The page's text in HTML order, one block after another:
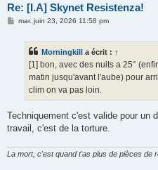
Re: [I.A] Skynet Resistenza!
Mmar. juin 23, 2026 11:58 pm
Morningkill a écrit : ↑
[1] bon, avec des nuits a 25°
matin jusqu'avant l'aube) pour
clim on va pas loin.
Techniquement c'est valide pour un
travail, c'est de la torture.
La mort, c'est quand t'as plus de pièces de